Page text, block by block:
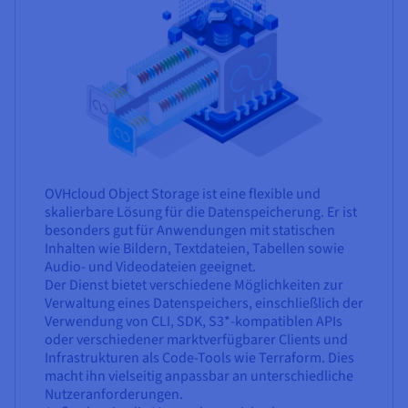
OVHcloud Object Storage ist eine flexible und
skalierbare Lösung für die Datenspeicherung. Er ist
besonders gut für Anwendungen mit statischen
Inhalten wie Bildern, Textdateien, Tabellen sowie
Audio- und Videodateien geeignet.
Der Dienst bietet verschiedene Möglichkeiten zur
Verwaltung eines Datenspeichers, einschließlich der
Verwendung von CLI, SDK, S3*-kompatiblen APIs
oder verschiedener marktverfügbarer Clients und
Infrastrukturen als Code-Tools wie Terraform. Dies
macht ihn vielseitig anpassbar an unterschiedliche
Nutzeranforderungen.